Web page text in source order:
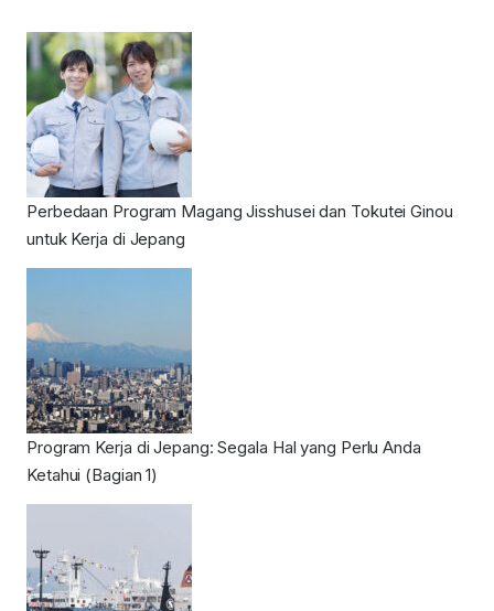
Perbedaan Program Magang Jisshusei dan Tokutei Ginou
untuk Kerja di Jepang
Program Kerja di Jepang: Segala Hal yang Perlu Anda
Ketahui (Bagian 1)